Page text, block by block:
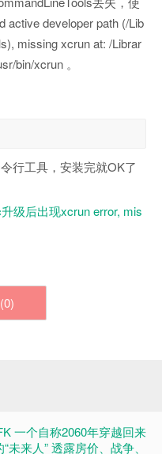
active developer path (/Lib
missing xcrun at: /Librar
bin/xcrun 。
行工具，安装完就OK了
级后出现xcrun error, mis
0)
一个自称2060年穿越回来
“未来人” 透露房价、战争、